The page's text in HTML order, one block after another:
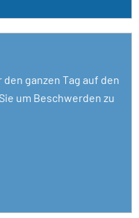
ganzen Tag auf den
um Beschwerden zu